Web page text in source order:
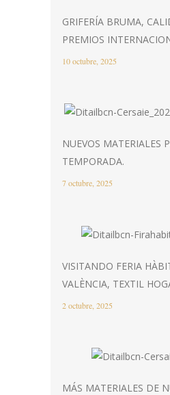
GRIFERÍA BRUMA,
PREMIOS
10 octubre, 2025
NUEVOS MATERIALES
TEMPORADA.
7 octubre, 2025
VISITANDO FERIA
VALÈNCIA, TEXTIL
2 octubre, 2025
MÁS MATERIALES DE